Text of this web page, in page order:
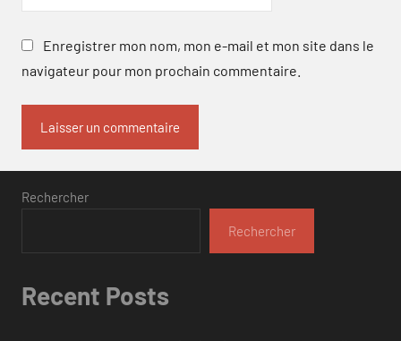
Enregistrer mon nom, mon e-mail et mon site dans le
navigateur pour mon prochain commentaire.
Rechercher
Rechercher
Recent Posts